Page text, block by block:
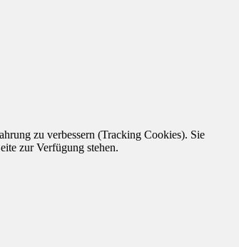
zu verbessern (Tracking Cookies). Sie
zur Verfügung stehen.